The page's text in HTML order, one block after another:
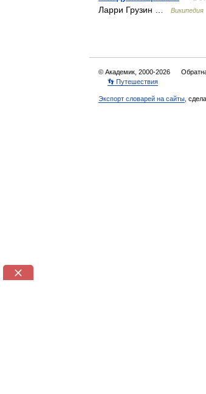
Ларри Грузин …
Википедия
© Академик, 2000-2026
👣 Путешествия
Экспорт словарей на сайты ,